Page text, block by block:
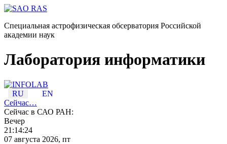
Специальная астрофизическая обсерватория Российской
академии наук
Лаборатория информатики
RU
EN
Сейчас…
Сейчас в САО РАН:
Вечер
21:14:24
07 августа 2026, пт